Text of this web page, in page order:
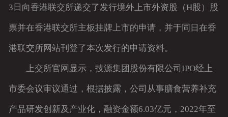
3日向香港联交所递交了发行境外上市外资股（H股）股
票并在香港联交所主板挂牌上市的申请，并于同日在香
港联交所网站刊登了本次发行的申请资料。
上交所官网显示，技源集团股份有限公司IPO经上
市委会议审议通过，根据披露，公司从事膳食营养补充
产品研发创新及产业化，融资金额6.03亿元，2022年至